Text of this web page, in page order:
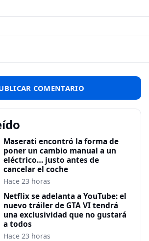
Maserati encontró la forma de
poner un cambio manual a un
eléctrico… justo antes de
cancelar el coche
Hace 23 horas
Netflix se adelanta a YouTube: el
nuevo tráiler de GTA VI tendrá
una exclusividad que no gustará
a todos
Hace 23 horas